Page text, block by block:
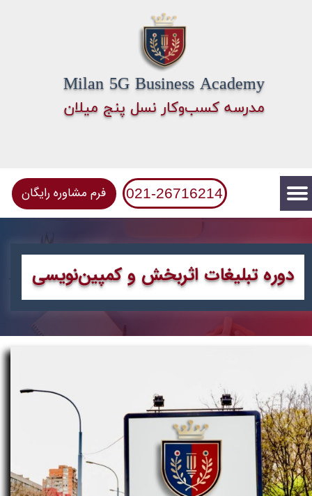
​مدرسه کسب‌وکار نسل پنج میلان
Milan 5G Business Academy
فرم مشاوره رایگان 021-26716214
دوره ​​​​تبلیغات اثربخش و کمپین‌نویسی